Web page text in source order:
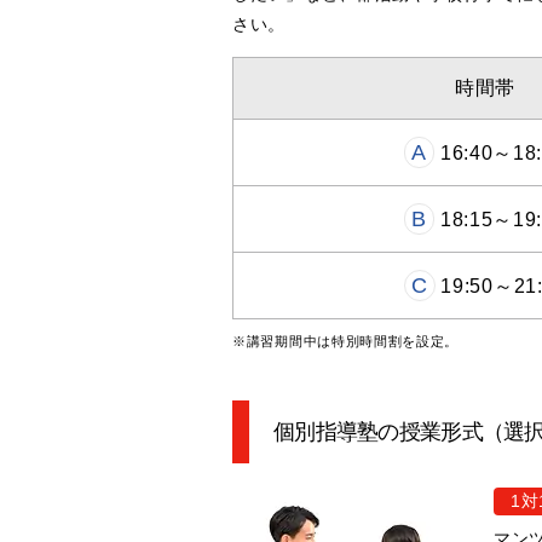
さい。
時間帯
A 16:40～
B 18:15～
C 19:50～
※講習期間中は特別時間割を設定。
個別指導塾の授業形式（選
1